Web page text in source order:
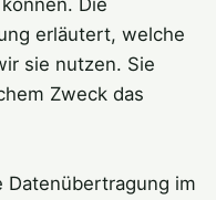
Die
erläutert, welche
sie nutzen. Sie
Zweck das
Datenübertragung im